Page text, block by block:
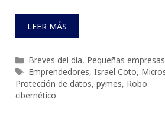
LEER MÁS
Categorías
Breves del día, Pequeñas empresas
Etiquetas
Emprendedores, Israel Coto,
Protección de datos, pymes, Robo
cibernético